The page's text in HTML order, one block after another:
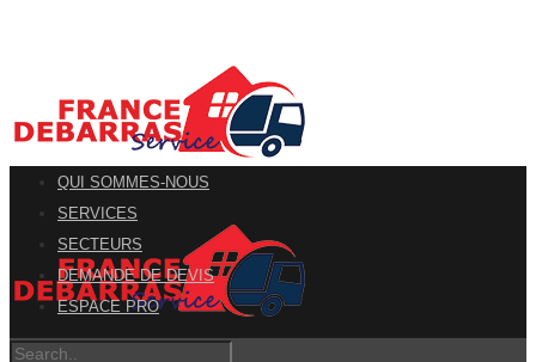
QUI SOMMES-NOUS
SERVICES
SECTEURS
DEMANDE DE DEVIS
ESPACE PRO